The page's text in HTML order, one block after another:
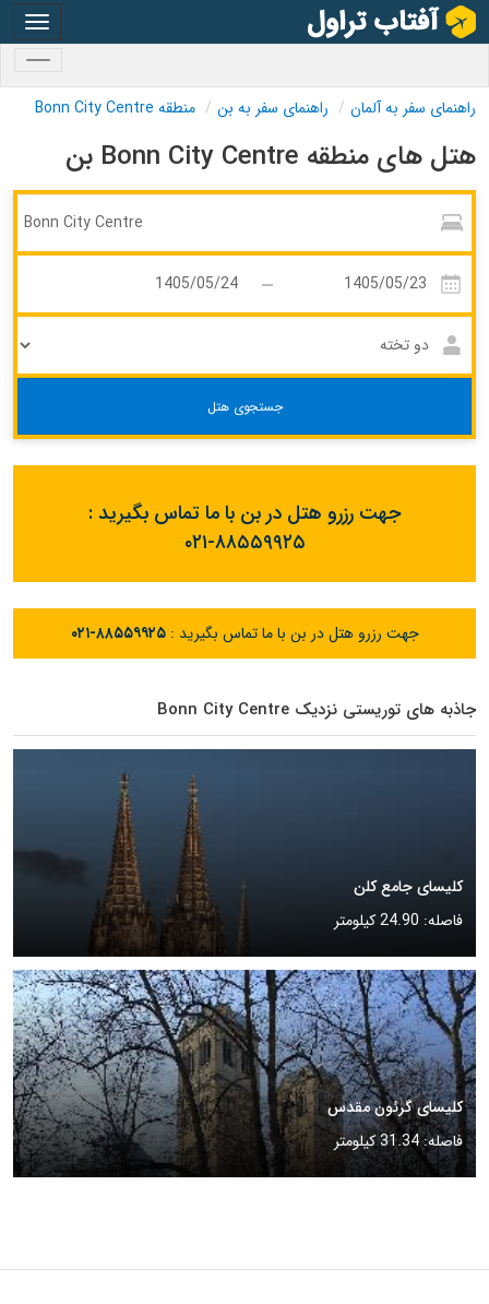
راهنمای سفر به آلمان راهنمای سفر به بن منطقه Bonn City Centre
هتل های منطقه Bonn City Centre بن
جستجوی هتل
جهت رزرو هتل در بن با ما تماس بگیرید :
۰۲۱-۸۸۵۵۹۹۲۵
جهت رزرو هتل در بن با ما تماس بگیرید :۰۲۱-۸۸۵۵۹۹۲۵
جاذبه های توریستی نزدیک Bonn City Centre
کلیسای جامع کلن
فاصله: 24.90 کیلومتر
کلیسای گرئون مقدس
فاصله: 31.34 کیلومتر